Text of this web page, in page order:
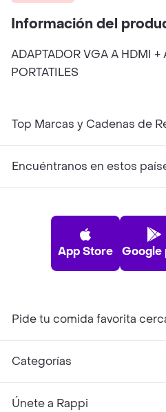
Información del
ADAPTADOR VGA A HDMI +
PORTATILES
Top Marcas y Cadenas de
Encuéntranos en estos
App Store Google
Pide tu comida favorita
Categorías
Únete a Rappi